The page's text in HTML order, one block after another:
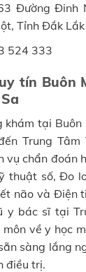
Đường Đinh
Tỉnh Đắk Lắk
524 333
tín Buôn
khám tại
Trung
vụ chẩn đoán
thuật số, Đo
não và Điện
y bác sĩ tại
môn về y học
sàng lắng
điều trị.